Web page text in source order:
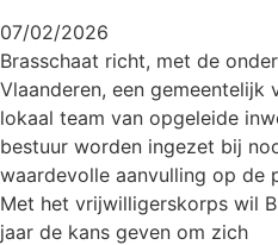
07/02/2026
Brasschaat richt, met de
Vlaanderen, een
lokaal team van opgeleide
bestuur worden ingezet bij
waardevolle aanvulling op de
Met het vrijwilligerskorps wil
jaar de kans geven om zich